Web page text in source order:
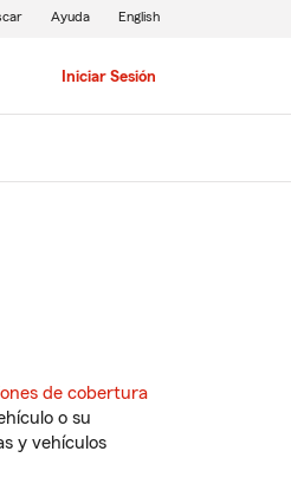
Iniciar Sesión
Ayuda English
de cobertura
o su
y vehículos